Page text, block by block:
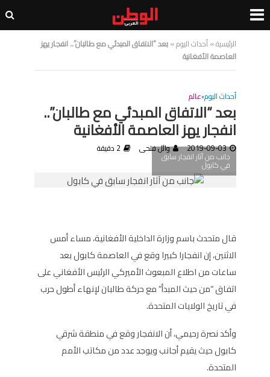
الرئيسية»أحداث اليوم»بعد “الاتفاق المبدئي مع طالبان”.. انفجار يهز
العاصمة الأفغانية
أحداث اليوم•عالم
بعد “الاتفاق المبدئي مع طالبان”..
انفجار يهز العاصمة الأفغانية
2019-09-03 وائل فتحى 2 دقيقة
جانب من آثار انفجار سابق
في كابول
قال متحدث باسم وزارة الداخلية الأفغانية، مساء أمس
الاثنين، إن انفجارا كبيرا وقع في العاصمة كابول بعد
ساعات من اطلاع المبعوث الأميركي الرئيس الأفغاني على
اتفاق “من حيث المبدأ” مع حركة طالبان لإنهاء أطول حرب
في تاريخ الولايات المتحدة.
وأكد نصرة رحيمي، أن الانفجار وقع في منطقة شرقي
كابول حيث يقيم أجانب ويوجد عدد من مكاتب الأمم
المتحدة.